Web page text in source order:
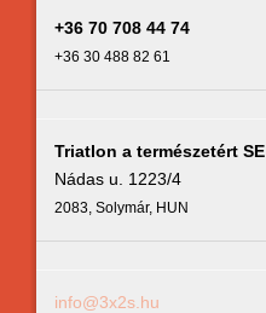
+36 70 708 44 74
+36 30 488 82 61
Triatlon a természetért SE
Nádas u. 1223/4
2083, Solymár, HUN
info@3x2s.hu